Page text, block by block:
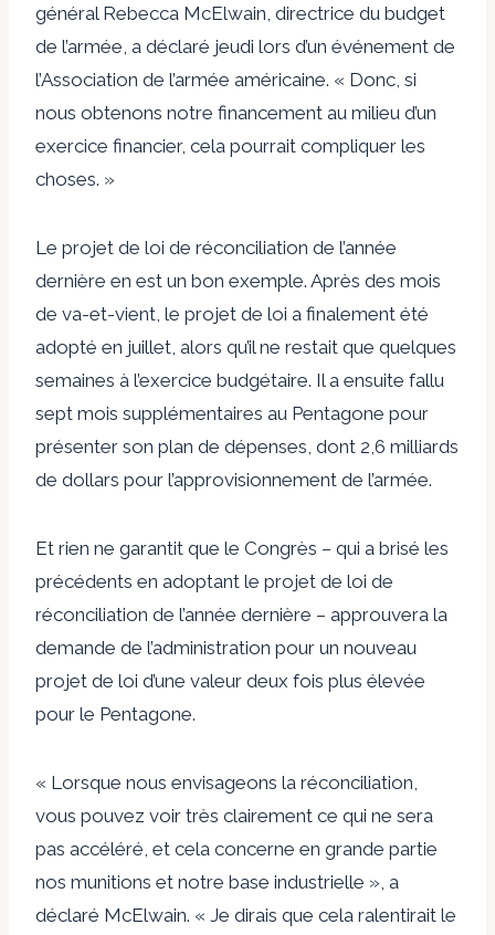
général Rebecca McElwain, directrice du budget
de l’armée, a déclaré jeudi lors d’un événement de
l’Association de l’armée américaine. « Donc, si
nous obtenons notre financement au milieu d’un
exercice financier, cela pourrait compliquer les
choses. »
Le projet de loi de réconciliation de l’année
dernière en est un bon exemple. Après des mois
de va-et-vient, le projet de loi a finalement été
adopté en juillet, alors qu’il ne restait que quelques
semaines à l’exercice budgétaire. Il a ensuite fallu
sept mois supplémentaires au Pentagone pour
présenter son plan de dépenses, dont 2,6 milliards
de dollars pour l’approvisionnement de l’armée.
Et rien ne garantit que le Congrès – qui a brisé les
précédents en adoptant le projet de loi de
réconciliation de l’année dernière – approuvera la
demande de l’administration pour un nouveau
projet de loi d’une valeur deux fois plus élevée
pour le Pentagone.
« Lorsque nous envisageons la réconciliation,
vous pouvez voir très clairement ce qui ne sera
pas accéléré, et cela concerne en grande partie
nos munitions et notre base industrielle », a
déclaré McElwain. « Je dirais que cela ralentirait le